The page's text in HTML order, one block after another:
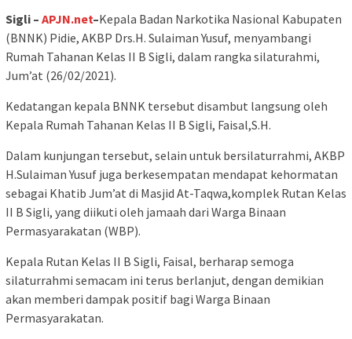
Sigli – APJN.net–Kepala Badan Narkotika Nasional Kabupaten
(BNNK) Pidie, AKBP Drs.H. Sulaiman Yusuf, menyambangi
Rumah Tahanan Kelas II B Sigli, dalam rangka silaturahmi,
Jum’at (26/02/2021).
Kedatangan kepala BNNK tersebut disambut langsung oleh
Kepala Rumah Tahanan Kelas II B Sigli, Faisal,S.H.
Dalam kunjungan tersebut, selain untuk bersilaturrahmi, AKBP
H.Sulaiman Yusuf juga berkesempatan mendapat kehormatan
sebagai Khatib Jum’at di Masjid At-Taqwa,komplek Rutan Kelas
II B Sigli, yang diikuti oleh jamaah dari Warga Binaan
Permasyarakatan (WBP).
Kepala Rutan Kelas II B Sigli, Faisal, berharap semoga
silaturrahmi semacam ini terus berlanjut, dengan demikian
akan memberi dampak positif bagi Warga Binaan
Permasyarakatan.